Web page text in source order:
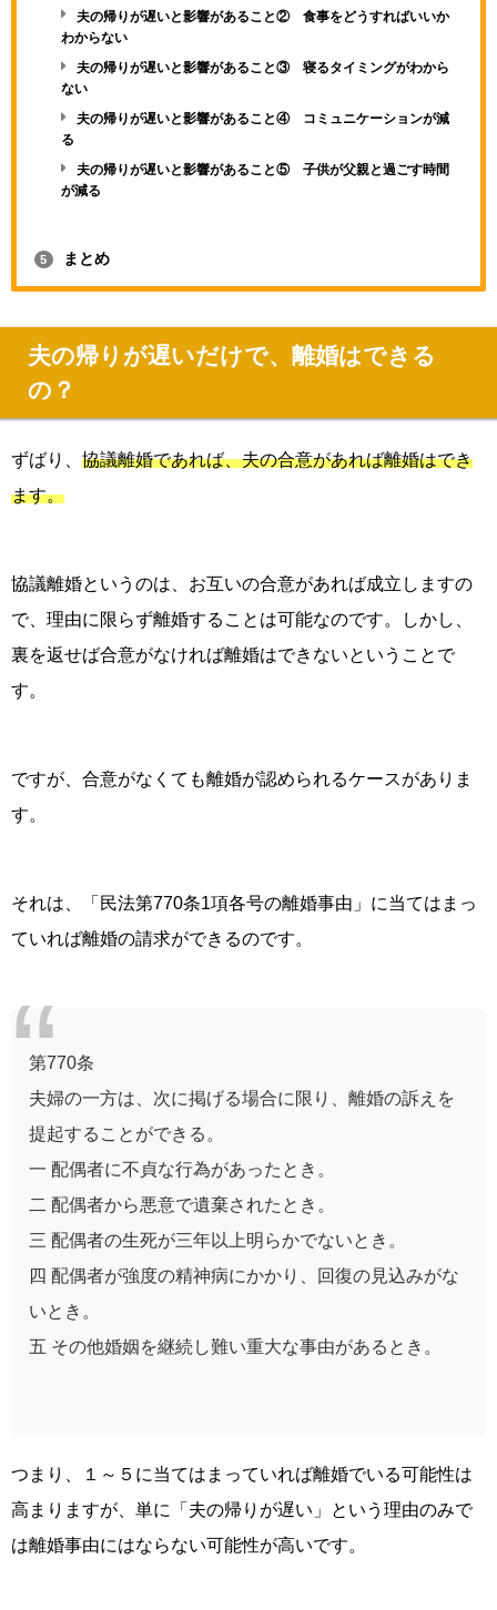
夫の帰りが遅いと影響があること② 食事をどうすればいいか
わからない
夫の帰りが遅いと影響があること③ 寝るタイミングがわから
ない
夫の帰りが遅いと影響があること④ コミュニケーションが減
る
夫の帰りが遅いと影響があること⑤ 子供が父親と過ごす時間
が減る
5 まとめ
夫の帰りが遅いだけで、離婚はできる
の？
ずばり、 協議離婚であれば、夫の合意があれば離婚はでき
ます。
協議離婚というのは、お互いの合意があれば成立しますの
で、理由に限らず離婚することは可能なのです。しかし、
裏を返せば合意がなければ離婚はできないということで
す。
ですが、合意がなくても離婚が認められるケースがありま
す。
それは、「民法第770条1 項各号の離婚事由」に当てはまっ
ていれば離婚の請求ができるのです。
第770条
夫婦の一方は、次に掲げる場合に限り、離婚の訴えを
提起することができる。
一 配偶者に不貞な行為があったとき。
二 配偶者から悪意で遺棄されたとき。
三 配偶者の生死が三年以上明らかでないとき。
四 配偶者が強度の精神病にかかり、回復の見込みがな
いとき。
五 その他婚姻を継続し難い重大な事由があるとき。
つまり、１～５に当てはまっていれば離婚でいる可能性は
高まりますが、単に「夫の帰りが遅い」という理由のみで
は離婚事由にはならない可能性が高いです。